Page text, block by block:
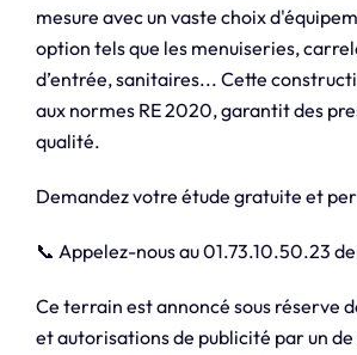
mesure avec un vaste choix
option tels que les menuiseries,
d’entrée, sanitaires... Cette
aux normes RE 2020, garantit des
qualité.
Demandez votre étude gratuite et
📞 Appelez-nous au 01.73.10.50.23
Ce terrain est annoncé sous réserve
et autorisations de publicité par un